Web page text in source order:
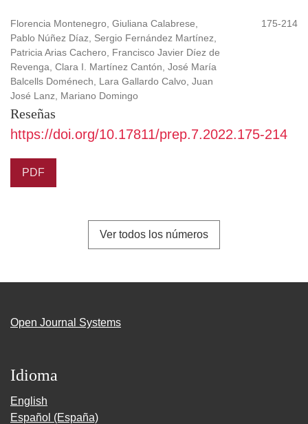
Florencia Montenegro, Giuliana Calabrese,
Pablo Núñez Díaz, Sergio Fernández Martínez,
Patricia Arias Cachero, Francisco Javier Díez de
Revenga, Clara I. Martínez Cantón, José María
Balcells Doménech, Lara Gallardo Calvo, Juan
José Lanz, Mariano Domingo
175-214
Reseñas
https://doi.org/10.17811/prep.7.2022.175-214
PDF
Ver todos los números
Open Journal Systems
Idioma
English
Español (España)